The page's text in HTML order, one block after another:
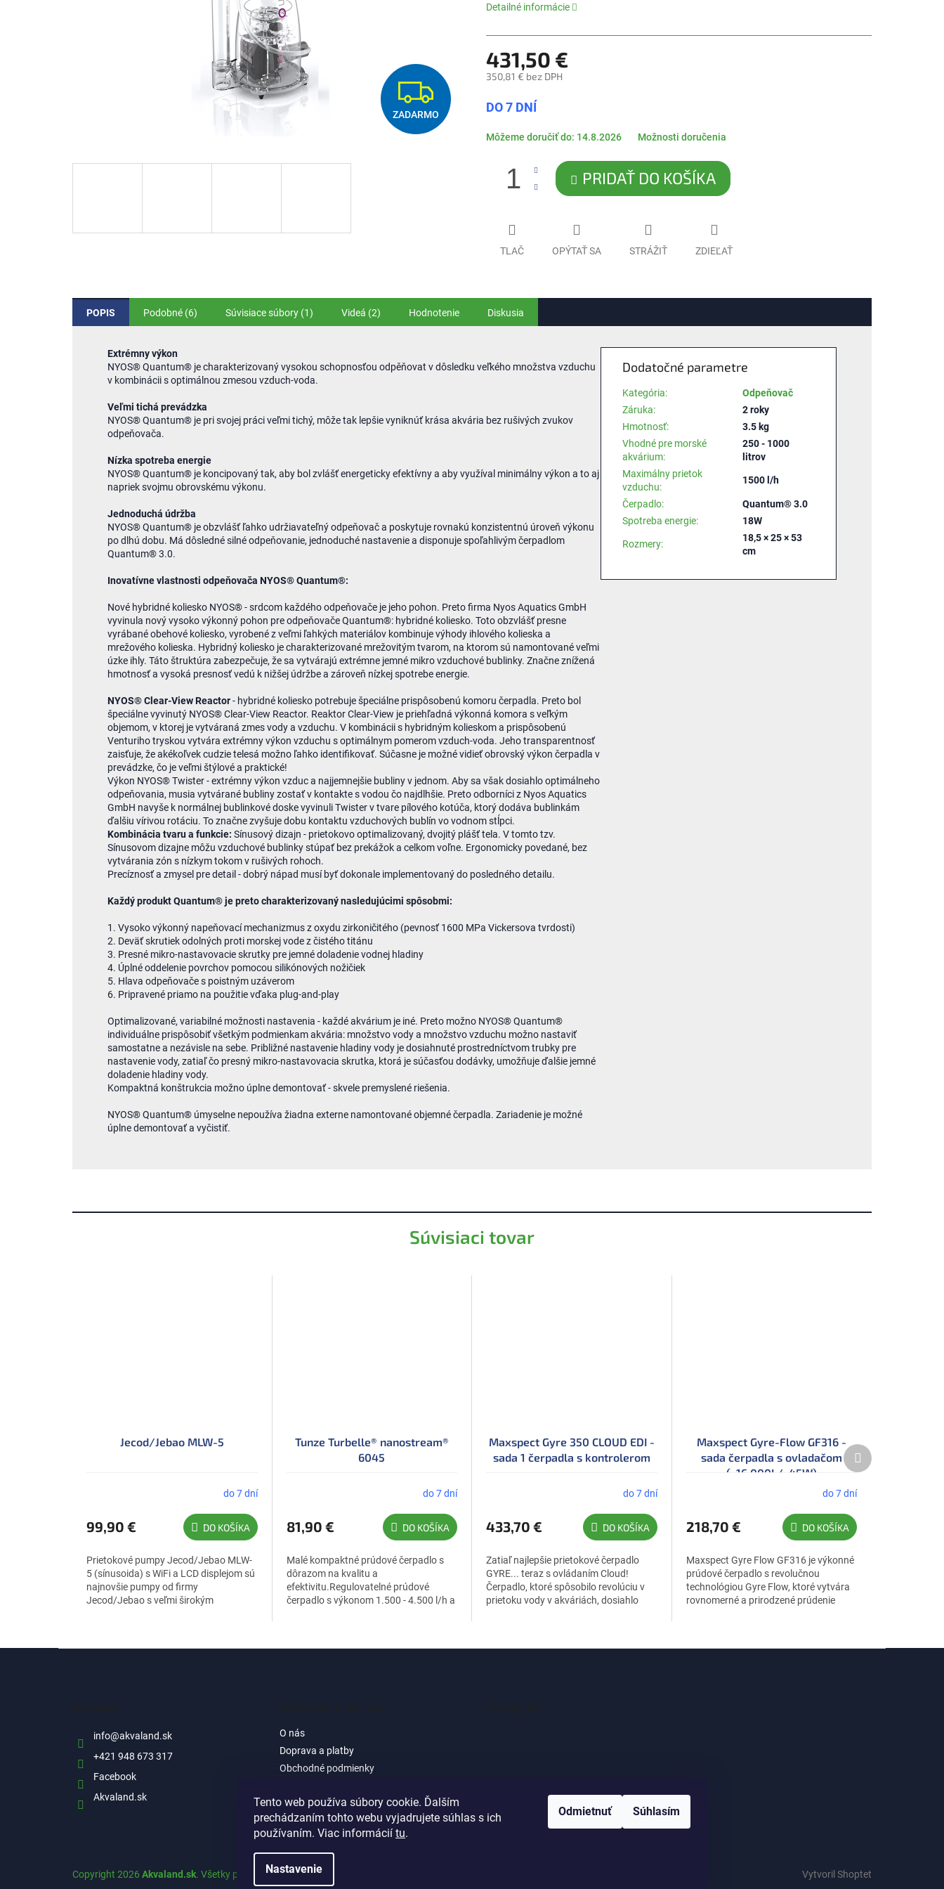
Tento web používa súbory cookie. Ďalším
prechádzaním tohto webu vyjadrujete súhlas s ich
používaním. Viac informácií tu.
Nastavenie
Odmietnuť Súhlasím
Z
A
O
ZADARMO
0,0
5
Detailné informácie
431,50 €
350,81 € bez DPH
cena:
DO 7 DNÍ
Môžeme doručiť do: 14.8.2026 Možnosti doručenia
PRIDAŤ DO KOŠÍKA
TLAČ OPÝTAŤ SA STRÁŽIŤ ZDIEĽAŤ
Súvisiaci tovar
Jecod/Jebao MLW-5
do 7 dní
99,90 € DO KOŠÍKA
Prietokové pumpy Jecod/Jebao MLW-
5 (sínusoida) s WiFi a LCD displejom sú
najnovšie pumpy od firmy
Jecod/Jebao s veľmi širokým
Tunze Turbelle® nanostream®
6045
do 7 dní
81,90 € DO KOŠÍKA
Malé kompaktné prúdové čerpadlo s
dôrazom na kvalitu a
efektivitu.Regulovatelné prúdové
čerpadlo s výkonom 1.500 - 4.500 l/h a
Maxspect Gyre 350 CLOUD EDI -
sada 1 čerpadla s kontrolerom
do 7 dní
433,70 € DO KOŠÍKA
Zatiaľ najlepšie prietokové čerpadlo
GYRE... teraz s ovládaním Cloud!
Čerpadlo, ktoré spôsobilo revolúciu v
prietoku vody v akváriách, dosiahlo
Maxspect Gyre-Flow GF316 -
sada čerpadla s ovladačom
(~16.000L/~45W)
do 7 dní
218,70 € DO KOŠÍKA
Maxspect Gyre Flow GF316 je výkonné
prúdové čerpadlo s revolučnou
technológiou Gyre Flow, ktoré vytvára
rovnomerné a prirodzené prúdenie
Ďalší
produkt
POPIS Podobné (6) Súvisiace súbory (1) Videá (2) Hodnotenie Diskusia
Extrémny výkon
NYOS® Quantum® je charakterizovaný vysokou schopnosťou odpěňovat v dôsledku veľkého množstva vzduchu
v kombinácii s optimálnou zmesou vzduch-voda.
Veľmi tichá prevádzka
NYOS® Quantum® je pri svojej práci veľmi tichý, môže tak lepšie vyniknúť krása akvária bez rušivých zvukov
odpeňovača.
Nízka spotreba energie
NYOS® Quantum® je koncipovaný tak, aby bol zvlášť energeticky efektívny a aby využíval minimálny výkon a to aj
napriek svojmu obrovskému výkonu.
Jednoduchá údržba
NYOS® Quantum® je obzvlášť ľahko udržiavateľný odpeňovač a poskytuje rovnakú konzistentnú úroveň výkonu
po dlhú dobu. Má dôsledné silné odpeňovanie, jednoduché nastavenie a disponuje spoľahlivým čerpadlom
Quantum® 3.0.
Inovatívne vlastnosti odpeňovača NYOS® Quantum®:
Nové hybridné koliesko NYOS® - srdcom každého odpeňovače je jeho pohon. Preto firma Nyos Aquatics GmbH
vyvinula nový vysoko výkonný pohon pre odpeňovače Quantum®: hybridné koliesko. Toto obzvlášť presne
vyrábané obehové koliesko, vyrobené z veľmi ľahkých materiálov kombinuje výhody ihlového kolieska a
mrežového kolieska. Hybridný koliesko je charakterizované mrežovitým tvarom, na ktorom sú namontované veľmi
úzke ihly. Táto štruktúra zabezpečuje, že sa vytvárajú extrémne jemné mikro vzduchové bublinky. Značne znížená
hmotnosť a vysoká presnosť vedú k nižšej údržbe a zároveň nízkej spotrebe energie.
NYOS® Clear-View Reactor- hybridné koliesko potrebuje špeciálne prispôsobenú komoru čerpadla. Preto bol
špeciálne vyvinutý NYOS® Clear-View Reactor. Reaktor Clear-View je priehľadná výkonná komora s veľkým
objemom, v ktorej je vytváraná zmes vody a vzduchu. V kombinácii s hybridným kolieskom a prispôsobenú
Venturiho tryskou vytvára extrémny výkon vzduchu s optimálnym pomerom vzduch-voda. Jeho transparentnosť
zaisťuje, že akékoľvek cudzie telesá možno ľahko identifikovať. Súčasne je možné vidieť obrovský výkon čerpadla v
prevádzke, čo je veľmi štýlové a praktické!
Výkon NYOS® Twister - extrémny výkon vzduc a najjemnejšie bubliny v jednom. Aby sa však dosiahlo optimálneho
odpeňovania, musia vytvárané bubliny zostať v kontakte s vodou čo najdlhšie. Preto odborníci z Nyos Aquatics
GmbH navyše k normálnej bublinkové doske vyvinuli Twister v tvare pílového kotúča, ktorý dodáva bublinkám
ďalšiu vírivou rotáciu. To značne zvyšuje dobu kontaktu vzduchových bublín vo vodnom stĺpci.
Kombinácia tvaru a funkcie: Sínusový dizajn - prietokovo optimalizovaný, dvojitý plášť tela. V tomto tzv.
Sínusovom dizajne môžu vzduchové bublinky stúpať bez prekážok a celkom voľne. Ergonomicky povedané, bez
vytvárania zón s nízkym tokom v rušivých rohoch.
Precíznosť a zmysel pre detail - dobrý nápad musí byť dokonale implementovaný do posledného detailu.
Každý produkt Quantum® je preto charakterizovaný nasledujúcimi spôsobmi:
1. Vysoko výkonný napeňovací mechanizmus z oxydu zirkoničitého (pevnosť 1600 MPa Vickersova tvrdosti)
2. Deväť skrutiek odolných proti morskej vode z čistého titánu
3. Presné mikro-nastavovacie skrutky pre jemné doladenie vodnej hladiny
4. Úplné oddelenie povrchov pomocou silikónových nožičiek
5. Hlava odpeňovače s poistným uzáverom
6. Pripravené priamo na použitie vďaka plug-and-play
Optimalizované, variabilné možnosti nastavenia - každé akvárium je iné. Preto možno NYOS® Quantum®
individuálne prispôsobiť všetkým podmienkam akvária: množstvo vody a množstvo vzduchu možno nastaviť
samostatne a nezávisle na sebe. Približné nastavenie hladiny vody je dosiahnuté prostredníctvom trubky pre
nastavenie vody, zatiaľ čo presný mikro-nastavovacia skrutka, ktorá je súčasťou dodávky, umožňuje ďalšie jemné
doladenie hladiny vody.
Kompaktná konštrukcia možno úplne demontovať - ​​skvele premyslené riešenia.
NYOS® Quantum® úmyselne nepoužíva žiadna externe namontované objemné čerpadla. Zariadenie je možné
úplne demontovať a vyčistiť.
Dodatočné parametre
Kategória:
Odpeňovač
Záruka:
2 roky
Hmotnosť:
3.5 kg
Vhodné pre morské
akvárium:
250 - 1000
litrov
Maximálny prietok
vzduchu:
1500 l/h
Čerpadlo:
Quantum® 3.0
Spotreba energie: 18W
Rozmery:
18,5 × 25 × 53
cm
info@akvaland.sk
+421 948 673 317
Facebook
Akvaland.sk
O nás
Doprava a platby
Obchodné podmienky
informácie pre zákazníkov e-shopu
Reklamačné podmienky
Sledovať na Instagrame
Vytvoril Shoptet
Copyright 2026 Akvaland.sk. Všetky práva vyhradené.